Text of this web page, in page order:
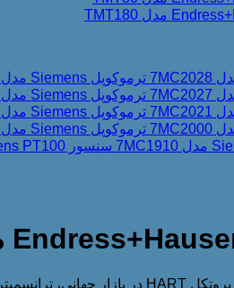
ترموکوپل Siemens مدل 7MC2028
ترموکوپل Siemens مدل 7MC2027
ترموکوپل Siemens مدل 7MC2021
ترموکوپل Siemens مدل 7MC2000
سنسور Siemens PT100 مدل 7MC1910